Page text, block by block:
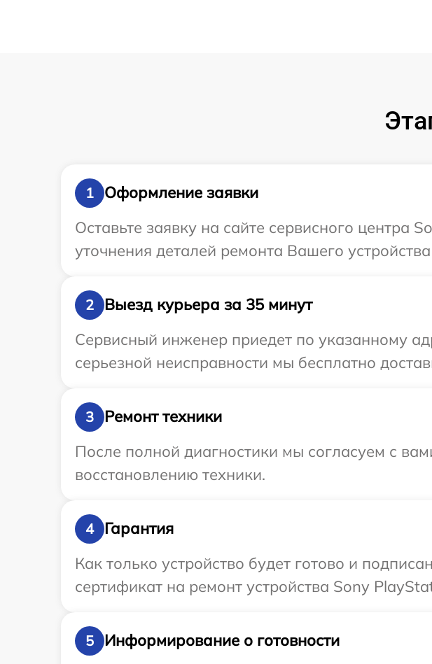
1
Оформление заявки
Оставьте заявку на сайте сервисного центра
уточнения деталей ремонта Вашего
2
Выезд курьера за 35 минут
Сервисный инженер приедет по указанному
серьезной неисправности мы бесплатно
3
Ремонт техники
После полной диагностики мы согласуем с
восстановлению техники.
4
Гарантия
Как только устройство будет готово и
сертификат на ремонт устройства Sony
5
Информирование о готовности